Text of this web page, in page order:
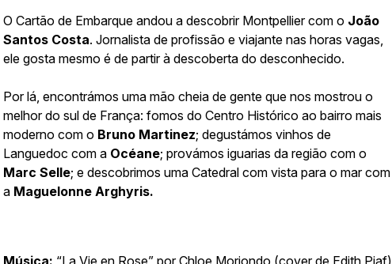
O Cartão de Embarque andou a descobrir Montpellier com o João
Santos Costa. Jornalista de profissão e viajante nas horas vagas,
ele gosta mesmo é de partir à descoberta do desconhecido.
Por lá, encontrámos uma mão cheia de gente que nos mostrou o
melhor do sul de França: fomos do Centro Histórico ao bairro mais
moderno com o Bruno Martinez; degustámos vinhos de
Languedoc com a Océane; provámos iguarias da região com o
Marc Selle; e descobrimos uma Catedral com vista para o mar com
a Maguelonne Arghyris.
Música: “La Vie en Rose” por Chloe Moriondo (cover de Edith Piaf)